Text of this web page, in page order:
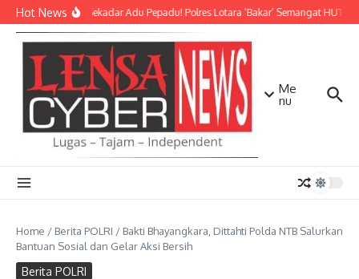
Lewati ke konten
Hot NewsBukan Sekadar Adu Pepadu! Polres Lotara ‘Bakar’ Semangat HUT
Me
nu
Home / Berita POLRI / Bakti Bhayangkara, Dittahti Polda NTB Salurkan
Bantuan Sosial dan Gelar Aksi Bersih
Berita POLRI